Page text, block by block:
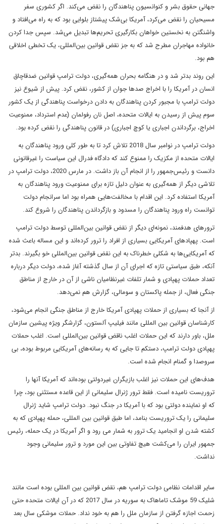
جهانی حقوق بشر و کنوانسیون پناهندگان را نقض می‌کند. اگر کشوری سفر
مسیحیان را نقض می‌کرد، آمریکا بی‌شک پیشتاز بلوایی بود که به راه می‌افتاد و
واشنگتن به نخستین خواهان بکارگیری تحریم‌ها تبدیل می‌شد. سپس جدا کردن
خانواده مهاجران مطرح شد که به جز نقض قوانین بین‌المللی، یک تخطی اخلاقی
هم بود.
این روند بدتر شد و در هنگامه بحران همه‌گیری، دولت ترامپ قوانین ضدقاچاق
انسان در آمریکا را با اخراج صدها جوان از کشور، نقض کرد. پیش از شیوع نیز
دولت ترامپ با مجبور کردن پناهندگان به دادن درخواست پناهندگی از یک کشور
سوم پیش از رسیدن به ایالات متحده، اصل نان رفولمان (عدم استرداد، ممنوعیت
اخراج، برگرداندن اجباری یا کوچ اجباری) در قانون پناهندگی را نقض کرده بود.
دولت ترامپ در نوامبر سال 2018 تلاش کرد تا به طور کلی ورود پناهندگان به
ایالات متحده از مکزیک را ممنوع کند که دادگاه فدرال این سیاست را غیرقانونی
دانست و رئیس‌جمهور را از انجام آن باز داشت. در مارس 2020، دولت ترامپ در
تلاشی دیگر از همه‌‌گیری به عنوان دلیل تازه برای ممنوعیت ورود پناهندگان به
آمریکا استفاده کرد. این اقدام با مخالفت‌هایی همراه بود اما سرانجام دولت
توانست راه ورود پناهندگان را مسدود و بازگرداندن پناهندگان را شروع کند.
ترورهای هدفمند، نمونه‌ای دیگر از نقض قوانین بین‌المللی توسط دولت ترامپ
است. پهپادهای آمریکایی بسیاری از افراد را ترور کرده‌اند و این مساله باعث شده
که آمریکایی‌ها به شکلی خطرناک به این نقض قوانین بین‌المللی خو بگیرند. بدتر
آنکه، طبق سیاستی تازه که اجرای آن از سال گذشته آغاز شده، دولت دیگر درباره
تعداد حملات پهپادی و شمار تلفات غیرنظامیان ناشی از آن در خارج از مناطق
جنگی فعال، از جمله پاکستان و سومالی، گزارش هم نمی‌دهد.
از آنجا که بسیاری از حملات پهپادی آمریکا خارج از مناطق جنگی انجام می‌شود،
کارشناسان قوانین بین المللی مانند فیلیپ آلستون، گزارشگر ویژه پیشین سازمان
ملل، باور دارند که این حملات اغلب ناقض قوانین بین‌المللی است. اغلب حملات
پهپادی دولت ترامپ، دستکم تا جایی که به رسانه‌های آمریکایی مربوط بوده، بی
سروصدا و گمنام انجام شده است.
هدف‌های این حملات نیز اغلب بازیگران غیردولتی بوده‌اند که آمریکا آنها را
تروریست نامیده است. فقط ترور ژنرال سلیمانی از این قاعده مستثنی بود، چرا
که او نماینده دولتی بود که با آمریکا در جنگ نبود. دولت ترامپ شاید ژنرال
سلیمانی را یک تروریست بنامد، اما طبق قوانین بین المللی، حمله پهپادی که به
کشته شدن او انجامید یک ترور به شمار می رود و اگر آمریکا در یک حمله، رئیس
جمهور ایران را می‌کشت هیچ تفاوتی بین این مورد و ترور سلیمانی وجود
نداشت.
سایر اقدامات نظامی دولت ترامپ هم، نقض قوانین بین المللی بوده است مانند
شلیک 59 موشک تاماهاک به سوریه در سال 2017 که در آن ایالات متحده حتی
زحمت اجازه گرفتن از سازمان ملل را هم به خود نداد. حملات موشکی سال بعد